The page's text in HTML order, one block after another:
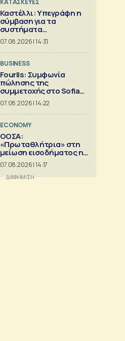
ΚΑΤΑΣΚΕΥΕΣ
Καστέλλι: Υπεγράφη η
σύμβαση για τα
συστήματα
αεροναυτιλίας
07.08.2026 | 14:31
BUSINESS
Fourlis: Συμφωνία
πώλησης της
συμμετοχής στο Sofia
South Ring MalI
07.08.2026 | 14:22
ECONOMY
ΟΟΣΑ:
«Πρωταθλήτρια» στη
μείωση εισοδήματος η
Ελλάδα
07.08.2026 | 14:17